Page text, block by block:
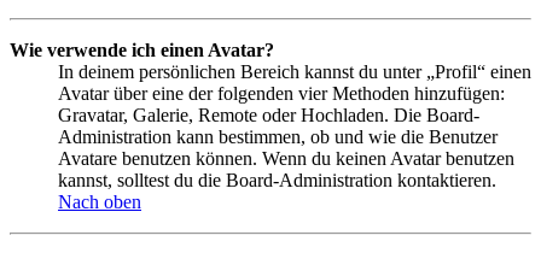
Wie verwende ich einen Avatar?
In deinem persönlichen Bereich kannst du unter „Profil“ einen
Avatar über eine der folgenden vier Methoden hinzufügen:
Gravatar, Galerie, Remote oder Hochladen. Die Board-
Administration kann bestimmen, ob und wie die Benutzer
Avatare benutzen können. Wenn du keinen Avatar benutzen
kannst, solltest du die Board-Administration kontaktieren.
Nach oben